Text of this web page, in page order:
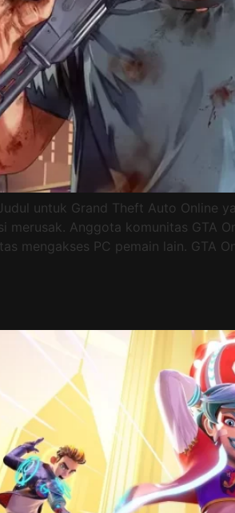
untuk Grand Theft Auto Online
Anggota komunitas GTA
mengakses PC pemain lain. GTA